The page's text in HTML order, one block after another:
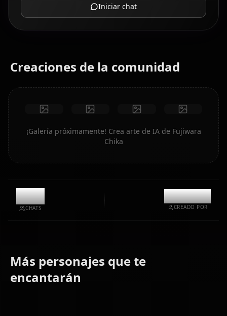
Iniciar chat
Creaciones de la comunidad
¡Galería próximamente! Crea arte de IA de Fujiwara
Chika
10k
CHATS
@kanashi
CREADO POR
Más personajes que te
encantarán
Hayasaka